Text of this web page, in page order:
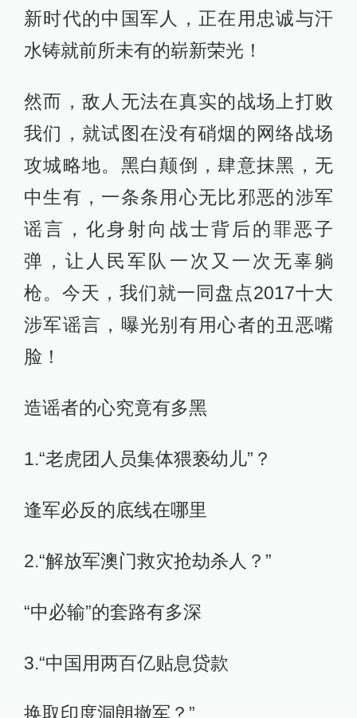
新时代的中国军人，正在用忠诚与汗
水铸就前所未有的崭新荣光！
然而，敌人无法在真实的战场上打败
我们，就试图在没有硝烟的网络战场
攻城略地。黑白颠倒，肆意抹黑，无
中生有，一条条用心无比邪恶的涉军
谣言，化身射向战士背后的罪恶子
弹，让人民军队一次又一次无辜躺
枪。今天，我们就一同盘点2017十大
涉军谣言，曝光别有用心者的丑恶嘴
脸！
造谣者的心究竟有多黑
1.“老虎团人员集体猥亵幼儿”？
逢军必反的底线在哪里
2.“解放军澳门救灾抢劫杀人？”
“中必输”的套路有多深
3.“中国用两百亿贴息贷款
换取印度洞朗撤军？”